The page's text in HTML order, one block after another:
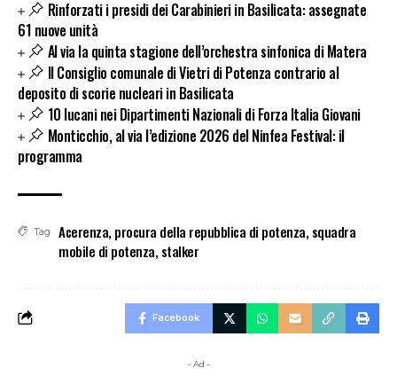
Rinforzati i presidi dei Carabinieri in Basilicata: assegnate
61 nuove unità
Al via la quinta stagione dell’orchestra sinfonica di Matera
Il Consiglio comunale di Vietri di Potenza contrario al
deposito di scorie nucleari in Basilicata
10 lucani nei Dipartimenti Nazionali di Forza Italia Giovani
Monticchio, al via l’edizione 2026 del Ninfea Festival: il
programma
Tag Acerenza, procura della repubblica di potenza, squadra
mobile di potenza, stalker
Facebook
- Ad -